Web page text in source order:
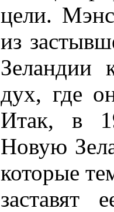
цели.
из
Зеландии
дух, где
Итак, в
Новую
которые
заставят